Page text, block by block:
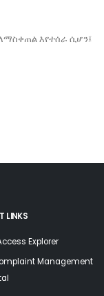
እየተሰራ ሲሆን፤
LINKS
Explorer
Management